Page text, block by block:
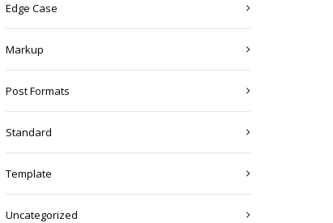
Edge Case
Markup
Post Formats
Standard
Template
Uncategorized